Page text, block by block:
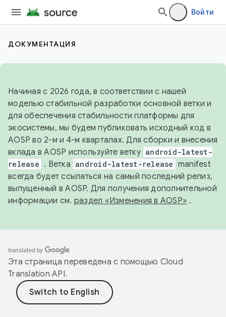
Войти
ДОКУМЕНТАЦИЯ
Начиная с 2026 года, в соответствии с нашей
моделью стабильной разработки основной ветки и
для обеспечения стабильности платформы для
экосистемы, мы будем публиковать исходный код в
AOSP во 2-м и 4-м кварталах. Для сборки и внесения
вклада в AOSP используйте ветку android-latest-
release . Ветка android-latest-release manifest
всегда будет ссылаться на самый последний релиз,
выпущенный в AOSP. Для получения дополнительной
информации см. раздел «Изменения в AOSP» .
Эта страница переведена с помощью Cloud
Translation API.